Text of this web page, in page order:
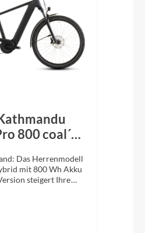
800 coal´n
Das Herrenmodell
mit 800 Wh Akku
steigert Ihre